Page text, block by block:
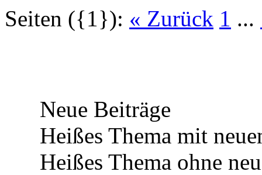
Seiten ({1}): « Zurück 1 ...
Neue Beiträge
Heißes Thema mit
Heißes Thema ohne